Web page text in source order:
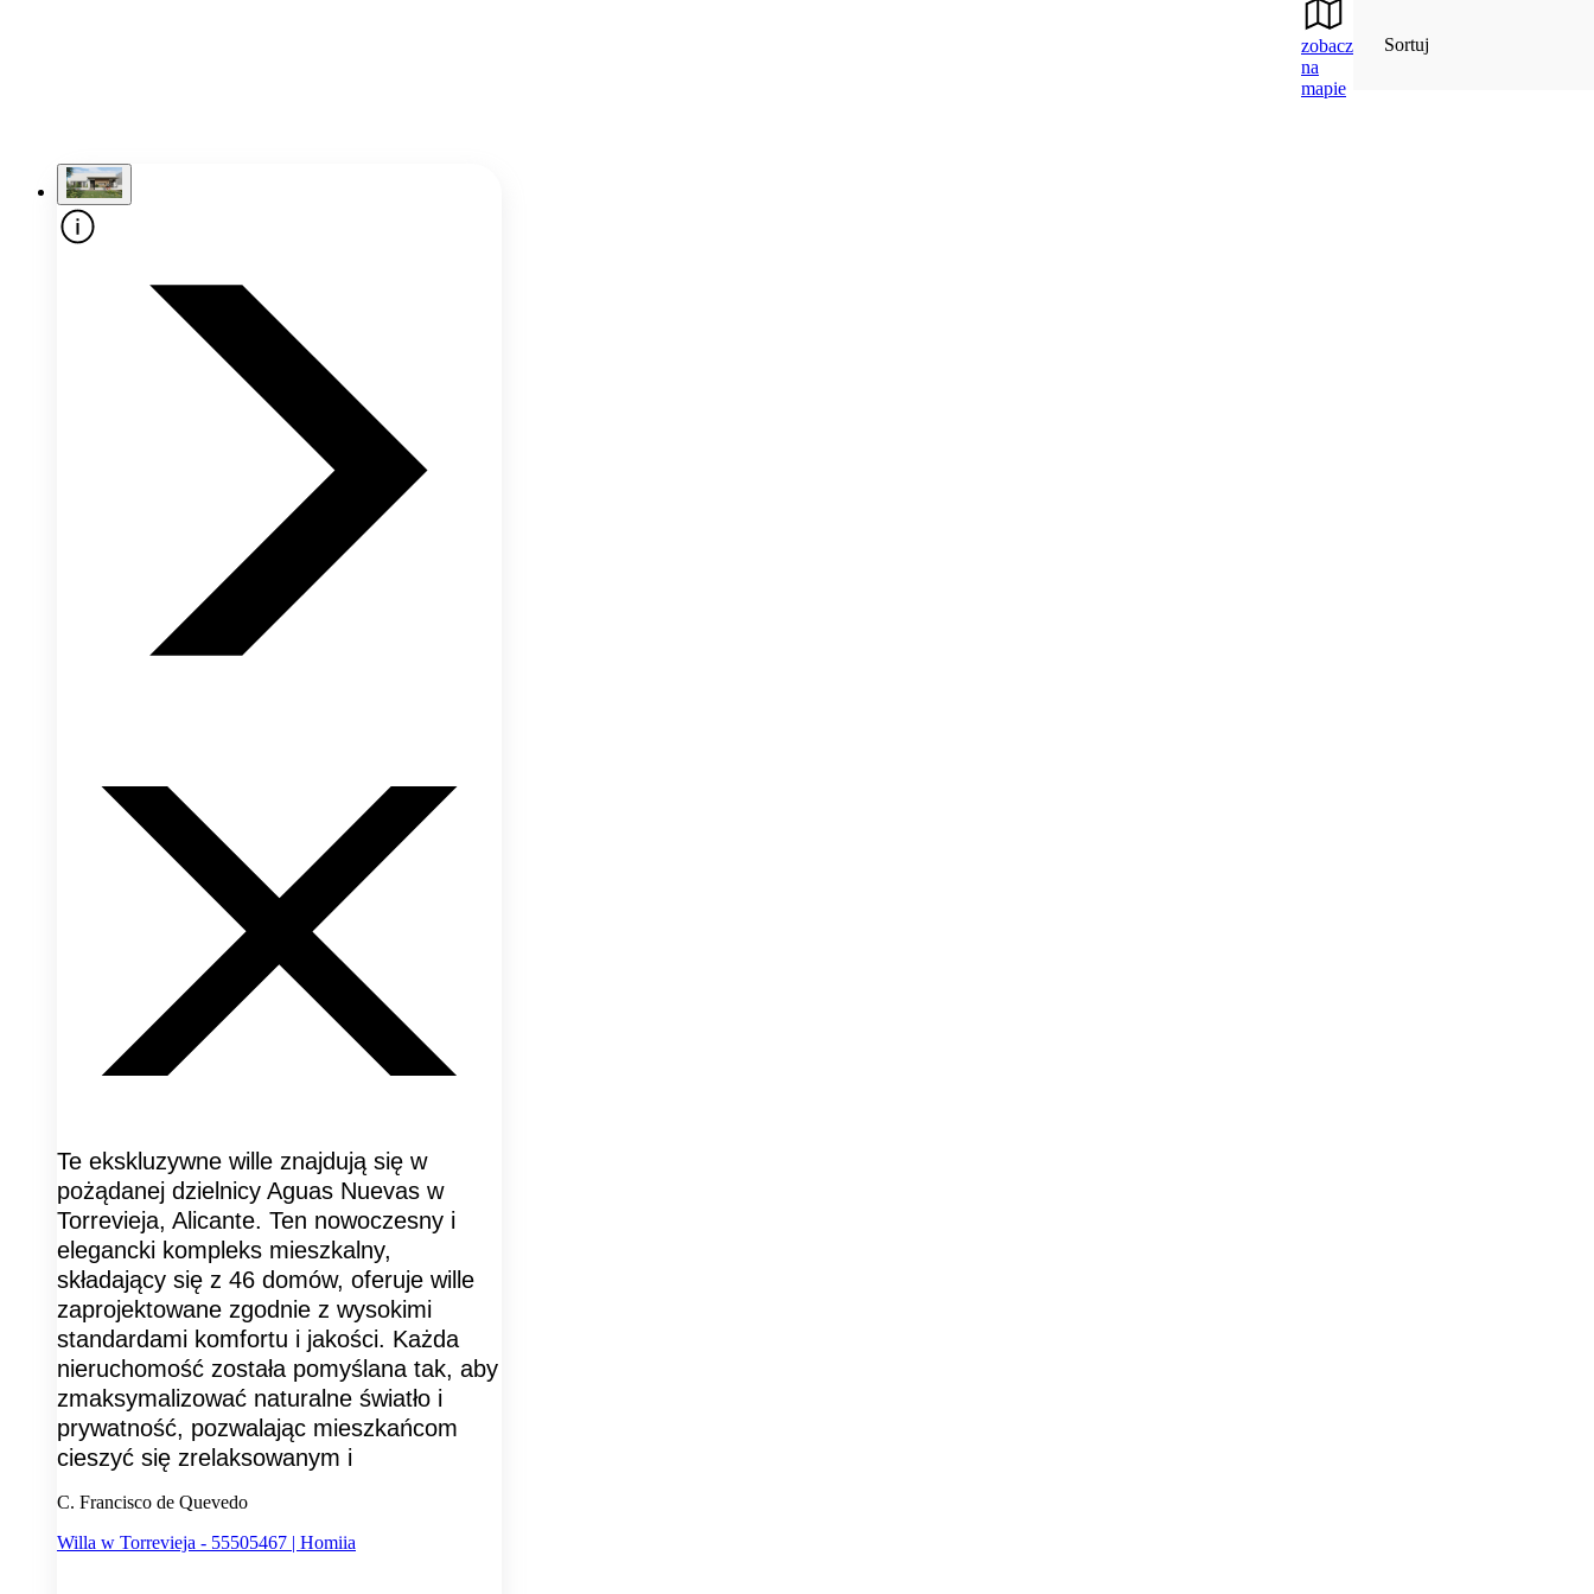
zobacz
na
mapie
Sortuj
Te ekskluzywne wille znajdują się w
pożądanej dzielnicy Aguas Nuevas w
Torrevieja, Alicante. Ten nowoczesny i
elegancki kompleks mieszkalny,
składający się z 46 domów, oferuje wille
zaprojektowane zgodnie z wysokimi
standardami komfortu i jakości. Każda
nieruchomość została pomyślana tak, aby
zmaksymalizować naturalne światło i
prywatność, pozwalając mieszkańcom
cieszyć się zrelaksowanym i
C. Francisco de Quevedo
Willa w Torrevieja - 55505467 | Homiia